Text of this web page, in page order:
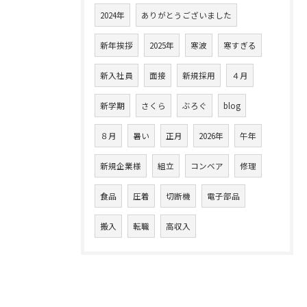
2024年 ありがとうございました
新年挨拶 2025年 寒波 寒すぎる
新入社員 面接 新規採用 ４月
新学期 さくら ぶろぐ blog
８月 暑い 正月 2026年 午年
新規企業様 組立 コンベア 修理
食品 圧着 切断機 電子部品
搬入 転職 高収入